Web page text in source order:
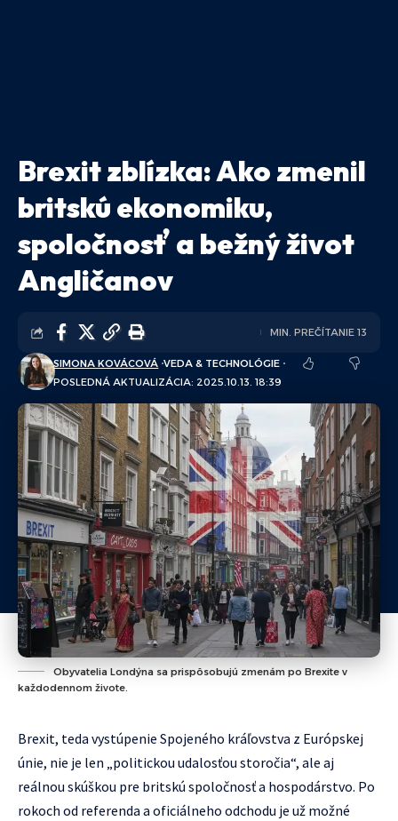
Brexit zblízka: Ako zmenil
britskú ekonomiku,
spoločnosť a bežný život
Angličanov
POSLEDNÁ AKTUALIZÁCIA: 2025.10.13. 18:39
SIMONA KOVÁCOVÁ VEDA & TECHNOLÓGIE
MIN. PREČÍTANIE 13
Obyvatelia Londýna sa prispôsobujú zmenám po Brexite v
každodennom živote.
Brexit, teda vystúpenie Spojeného kráľovstva z Európskej
únie, nie je len „politickou udalosťou storočia“, ale aj
reálnou skúškou pre britskú spoločnosť a hospodárstvo. Po
rokoch od referenda a oficiálneho odchodu je už možné